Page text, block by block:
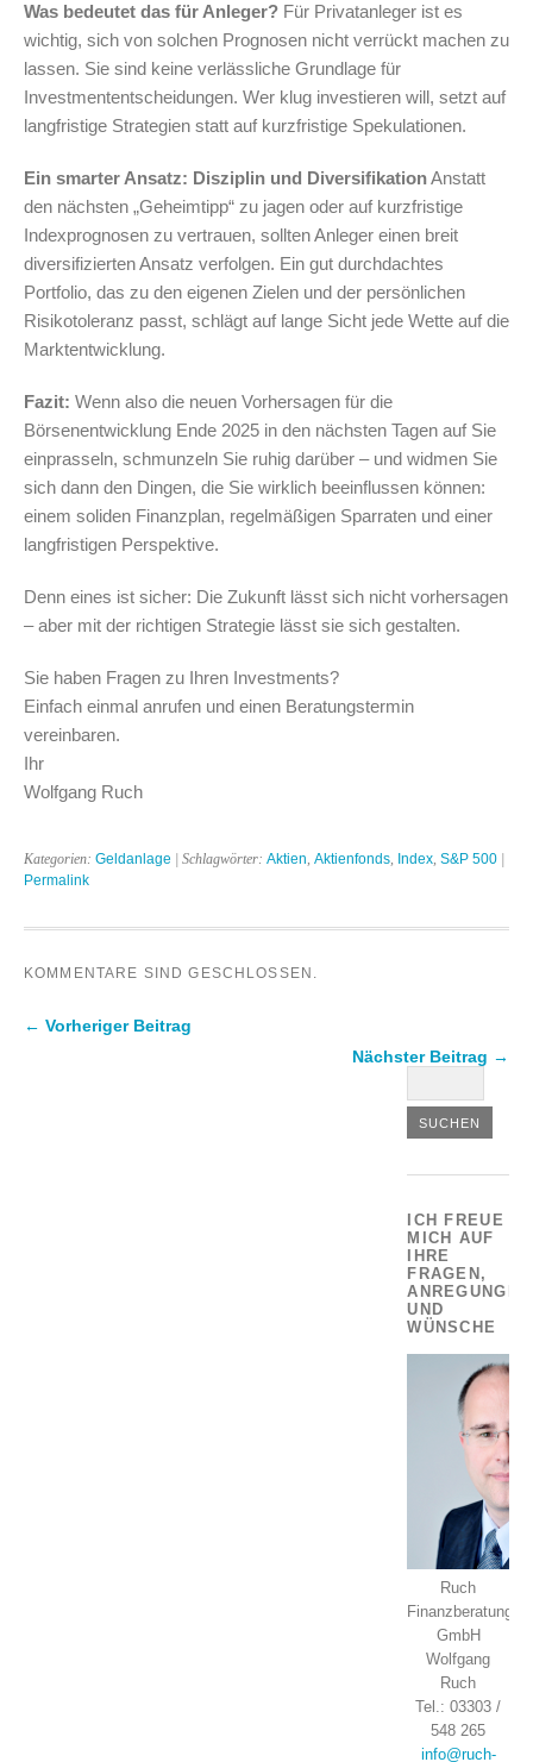
Was bedeutet das für Anleger? Für Privatanleger ist es
wichtig, sich von solchen Prognosen nicht verrückt machen zu
lassen. Sie sind keine verlässliche Grundlage für
Investmententscheidungen. Wer klug investieren will, setzt auf
langfristige Strategien statt auf kurzfristige Spekulationen.
Ein smarter Ansatz: Disziplin und DiversifikationAnstatt
den nächsten „Geheimtipp“ zu jagen oder auf kurzfristige
Indexprognosen zu vertrauen, sollten Anleger einen breit
diversifizierten Ansatz verfolgen. Ein gut durchdachtes
Portfolio, das zu den eigenen Zielen und der persönlichen
Risikotoleranz passt, schlägt auf lange Sicht jede Wette auf die
Marktentwicklung.
Fazit: Wenn also die neuen Vorhersagen für die
Börsenentwicklung Ende 2025 in den nächsten Tagen auf Sie
einprasseln, schmunzeln Sie ruhig darüber – und widmen Sie
sich dann den Dingen, die Sie wirklich beeinflussen können:
einem soliden Finanzplan, regelmäßigen Sparraten und einer
langfristigen Perspektive.
Denn eines ist sicher: Die Zukunft lässt sich nicht vorhersagen
– aber mit der richtigen Strategie lässt sie sich gestalten.
Sie haben Fragen zu Ihren Investments?
Einfach einmal anrufen und einen Beratungstermin
vereinbaren.
Ihr
Wolfgang Ruch
Kategorien: Geldanlage | Schlagwörter: Aktien, Aktienfonds, Index, S&P 500
Permalink
KOMMENTARE SIND GESCHLOSSEN.
← Vorheriger Beitrag
Nächster Beitrag →
ICH FREUE
MICH AUF
IHRE
FRAGEN,
ANREGUNGEN
UND
WÜNSCHE
Ruch
Finanzberatung
GmbH
Wolfgang
Ruch
Tel.: 03303 /
548 265
info@ruch-